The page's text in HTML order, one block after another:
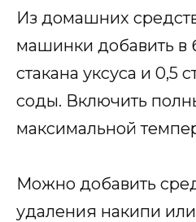
Из домашних
машинки добавить в
стакана уксуса и 0,5
соды. Включить
максимальной
Можно добавить
удаления накипи